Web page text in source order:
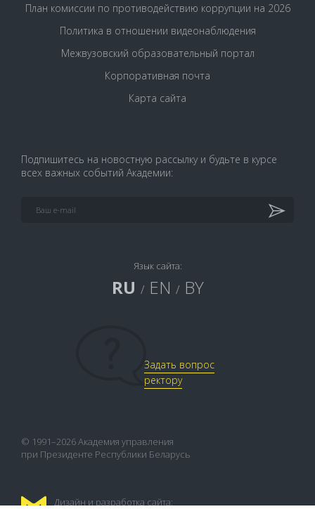
План комиссии по противодействию коррупции на 2026
Политика в отношении видеонаблюдения
Межвузовский образовательный портал
Корпоративная почта
Карта сайта
Подпишитесь на новостную рассылку и будьте в курсе
всех важных событий Академии:
Язык сайта:
RU / EN / BY
Задать вопрос
ректору
© 1991–2026 Академия управления
при Президенте Республики Беларусь
Дизайн и разработка сайта: